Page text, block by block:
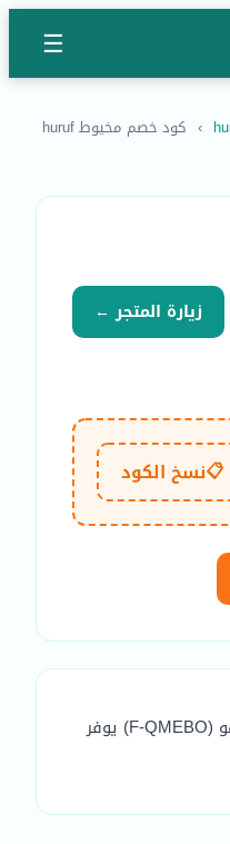
☰
›
كود خصم مخيوط huruf
زيارة المتجر ←
📋نسخ الكود
كود خصم مخيوط huruf sa هو (F-QMEBO) يوفر